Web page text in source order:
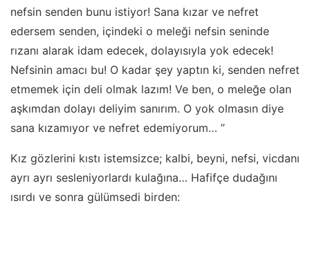
nefsin senden bunu istiyor! Sana kızar ve nefret
edersem senden, içindeki o meleği nefsin seninde
rızanı alarak idam edecek, dolayısıyla yok edecek!
Nefsinin amacı bu! O kadar şey yaptın ki, senden nefret
etmemek için deli olmak lazım! Ve ben, o meleğe olan
aşkımdan dolayı deliyim sanırım. O yok olmasın diye
sana kızamıyor ve nefret edemiyorum… ”
Kız gözlerini kıstı istemsizce; kalbi, beyni, nefsi, vicdanı
ayrı ayrı sesleniyorlardı kulağına… Hafifçe dudağını
ısırdı ve sonra gülümsedi birden: